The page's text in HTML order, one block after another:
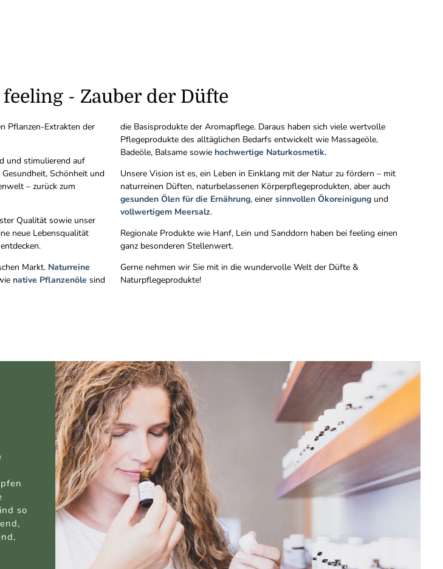
feeling - Zauber der Düfte
Pflanzen-Extrakten der
und stimulierend auf
Schönheit und
– zurück zum
Qualität sowie unser
neue Lebensqualität
Markt. Naturreine
native Pflanzenöle sind
die Basisprodukte der Aromapflege. Daraus haben sich viele wertvolle
Pflegeprodukte des alltäglichen Bedarfs entwickelt wie Massageöle,
Badeöle, Balsame sowie hochwertige Naturkosmetik.
Unsere Vision ist es, ein Leben in Einklang mit der Natur zu fördern – mit
naturreinen Düften, naturbelassenen Körperpflegeprodukten, aber auch
gesunden Ölen für die Ernährung, einersinnvollen Ökoreinigung und
vollwertigem Meersalz.
Regionale Produkte wie Hanf, Lein und Sanddorn haben bei feeling einen
ganz besonderen Stellenwert.
Gerne nehmen wir Sie mit in die wundervolle Welt der Düfte &
Naturpflegeprodukte!
so
Duftkomposition
Kopfnote
Fußnote